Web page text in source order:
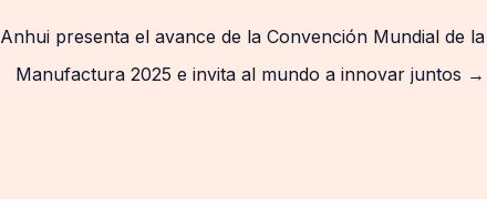
Anhui presenta el avance de la Convención Mundial de la
Manufactura 2025 e invita al mundo a innovar juntos →